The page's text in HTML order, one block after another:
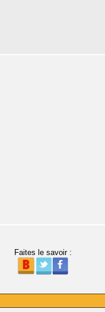
Faites le savoir :